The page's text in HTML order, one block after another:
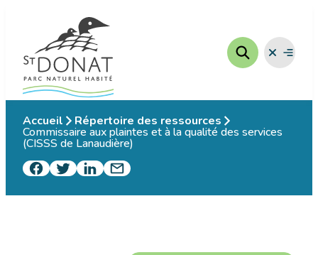
contenu
Fermer
le
Ouvrir
le
Accueil Répertoire des ressources
Commissaire aux plaintes et à la qualité des services
(CISSS de Lanaudière)